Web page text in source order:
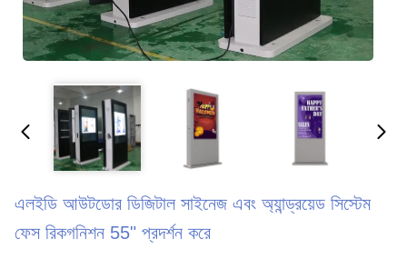
এলইডি আউটডোর ডিজিটাল সাইনেজ এবং অ্যান্ড্রয়েড সিস্টেম
ফেস রিকগনিশন 55" প্রদর্শন করে